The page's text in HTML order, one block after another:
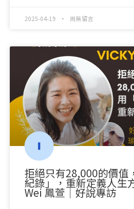
2025-04-19 尚無留言
拒絕只有28,000的價值
紀錄」，重新定義人
Wei 鳳萱｜好說專訪